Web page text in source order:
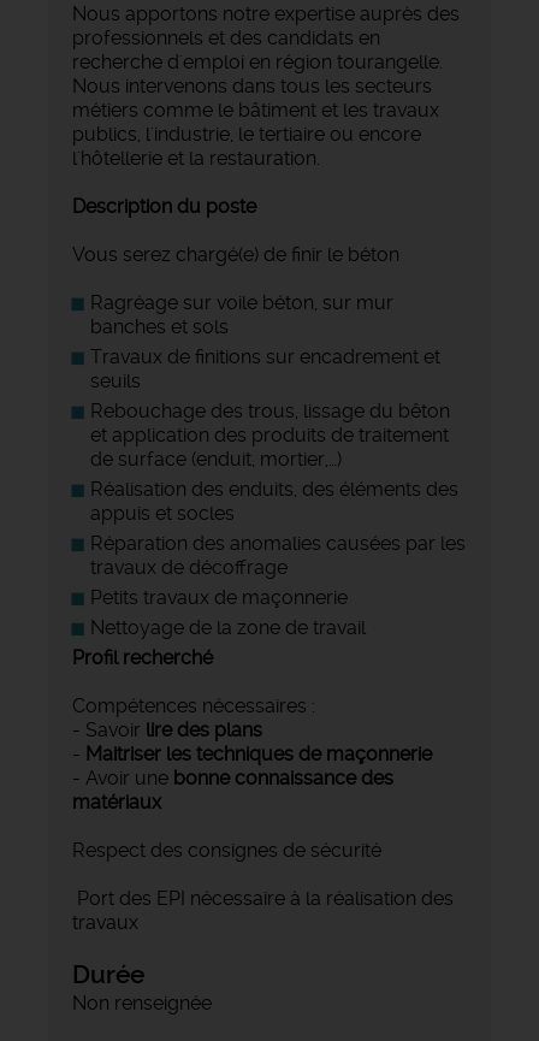
Nous apportons notre expertise auprès des
professionnels et des candidats en
recherche d'emploi en région tourangelle.
Nous intervenons dans tous les secteurs
métiers comme le bâtiment et les travaux
publics, l'industrie, le tertiaire ou encore
l'hôtellerie et la restauration.
Description du poste
Vous serez chargé(e) de finir le béton
Ragréage sur voile béton, sur mur
banches et sols
Travaux de finitions sur encadrement et
seuils
Rebouchage des trous, lissage du bêton
et application des produits de traitement
de surface (enduit, mortier,…)
Réalisation des enduits, des éléments des
appuis et socles
Réparation des anomalies causées par les
travaux de décoffrage
Petits travaux de maçonnerie
Nettoyage de la zone de travail
Profil recherché
Compétences nécessaires :
- Savoir lire des plans
- Maitriser les techniques de maçonnerie
- Avoir une bonne connaissance des
matériaux
Respect des consignes de sécurité
Port des EPI nécessaire à la réalisation des
travaux
Durée
Non renseignée